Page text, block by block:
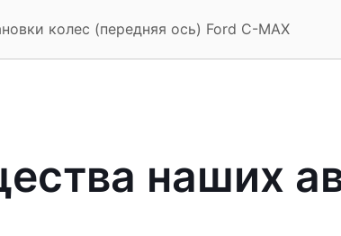
колес (передняя ось) Ford C-MAX
наших